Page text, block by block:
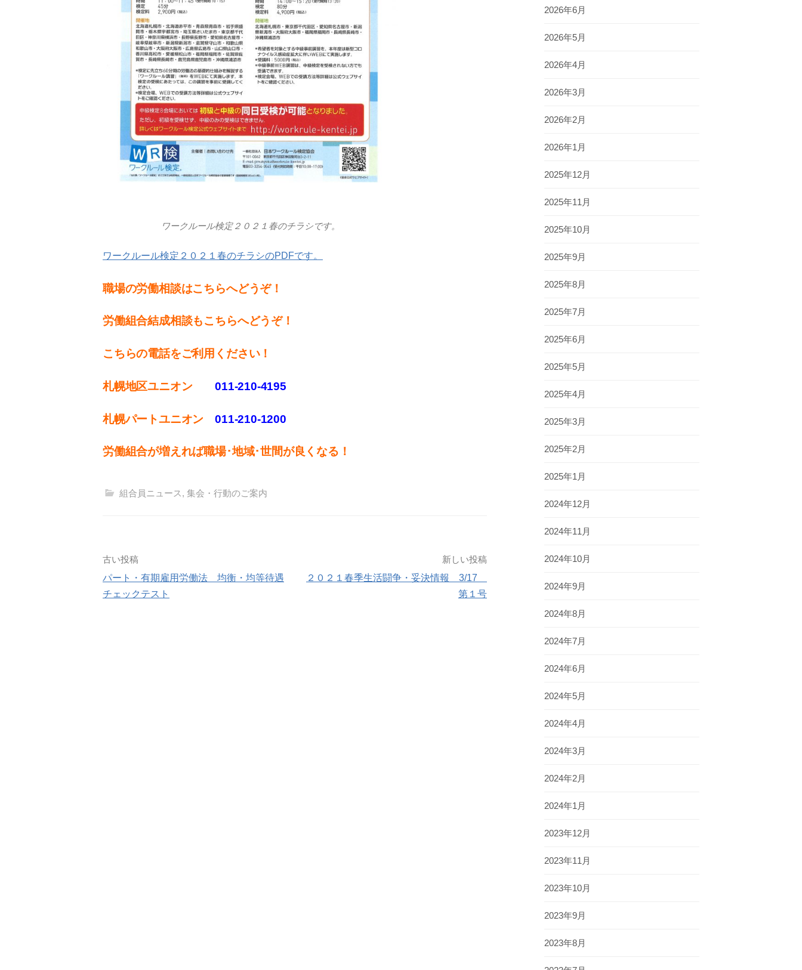
ワークルール検定２０２１春のチラシです。
ワークルール検定２０２１春のチラシのPDFです。
職場の労働相談はこちらへどうぞ！
労働組合結成相談もこちらへどうぞ！
こちらの電話をご利用ください！
札幌地区ユニオン011-210-4195
札幌パートユニオン011‐210-1200
労働組合が増えれば職場･地域･世間が良くなる！
組合員ニュース , 集会・行動のご案内
投
稿
古い投稿
パート・有期雇用労働法 均衡・均等待遇
チェックテスト
新しい投稿
２０２１春季生活闘争・妥決情報 3/17
第１号
2026年6月
2026年5月
2026年4月
2026年3月
2026年2月
2026年1月
2025年12月
2025年11月
2025年10月
2025年9月
2025年8月
2025年7月
2025年6月
2025年5月
2025年4月
2025年3月
2025年2月
2025年1月
2024年12月
2024年11月
2024年10月
2024年9月
2024年8月
2024年7月
2024年6月
2024年5月
2024年4月
2024年3月
2024年2月
2024年1月
2023年12月
2023年11月
2023年10月
2023年9月
2023年8月